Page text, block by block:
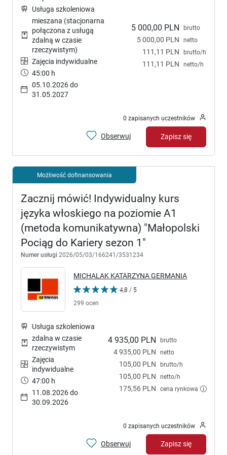
5 000,00 PLN brutto
5 000,00 PLN netto
111,11 PLN brutto/h
111,11 PLN netto/h
Usługa szkoleniowa
mieszana (stacjonarna
połączona z usługą
zdalną w czasie
rzeczywistym)
Zajęcia indywidualne
45:00 h
05.10.2026 do
31.05.2027
0 zapisanych uczestników
Obserwuj Zapisz się
Możliwość dofinansowania
Zacznij mówić! Indywidualny kurs
języka włoskiego na poziomie A1
(metoda komunikatywna) "Małopolski
Pociąg do Kariery sezon 1"
Numer usługi 2026/05/03/166241/3531234
MICHALAK KATARZYNA GERMANIA
4,8 / 5
299 ocen
4 935,00 PLN brutto
4 935,00 PLN netto
105,00 PLN brutto/h
105,00 PLN netto/h
175,56 PLN cena rynkowa
Usługa szkoleniowa
zdalna w czasie
rzeczywistym
Zajęcia
indywidualne
47:00 h
11.08.2026 do
30.09.2026
0 zapisanych uczestników
Obserwuj Zapisz się